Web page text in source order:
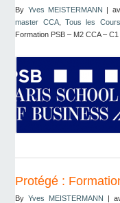
By Yves MEISTERMANN |
master CCA,Tous les
Formation PSB – M2 CCA – C1
Protégé :
ByYves MEISTERMANN |